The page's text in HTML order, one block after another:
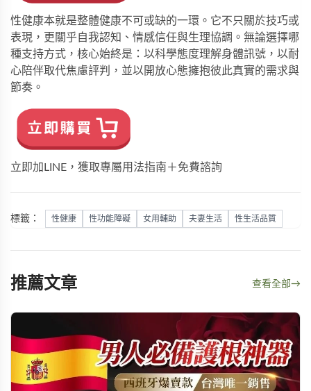
性健康本就是整體健康不可或缺的一環。它不只關於技巧或
表現，更關乎自我認知、情感信任與生理協調。無論選擇哪
種支持方式，核心始終是：以科學態度理解身體訊號，以耐
心陪伴取代焦慮評判，並以開放心態擁抱彼此真實的需求與
節奏。
立即加LINE，獲取專屬用法指南＋免費諮詢
標籤： 性健康 性功能障礙 女用輔助 夫妻生活 性生活品質
推薦文章 查看全部→